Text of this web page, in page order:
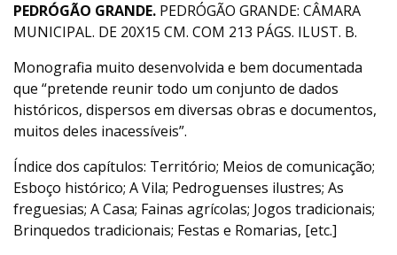
PEDRÓGÃO GRANDE. PEDRÓGÃO GRANDE: CÂMARA
MUNICIPAL. DE 20X15 CM. COM 213 PÁGS. ILUST. B.
Monografia muito desenvolvida e bem documentada
que “pretende reunir todo um conjunto de dados
históricos, dispersos em diversas obras e documentos,
muitos deles inacessíveis”.
Índice dos capítulos: Território; Meios de comunicação;
Esboço histórico; A Vila; Pedroguenses ilustres; As
freguesias; A Casa; Fainas agrícolas; Jogos tradicionais;
Brinquedos tradicionais; Festas e Romarias, [etc.]